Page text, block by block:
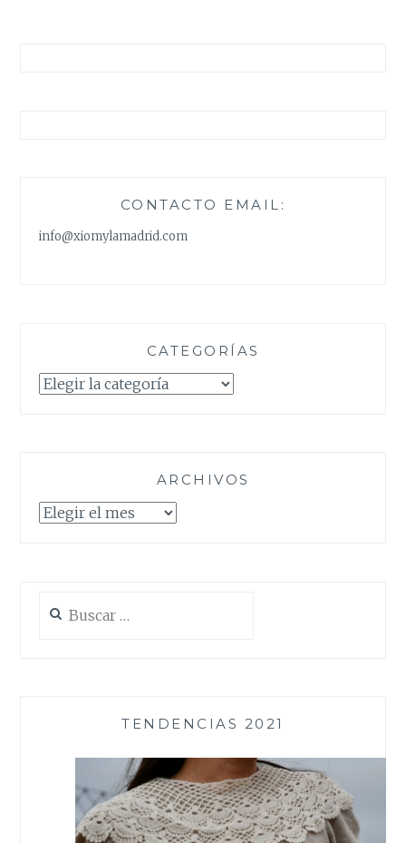
CONTACTO EMAIL:
info@xiomylamadrid.com
CATEGORÍAS
Categorías
ARCHIVOS
Archivos
TENDENCIAS 2021